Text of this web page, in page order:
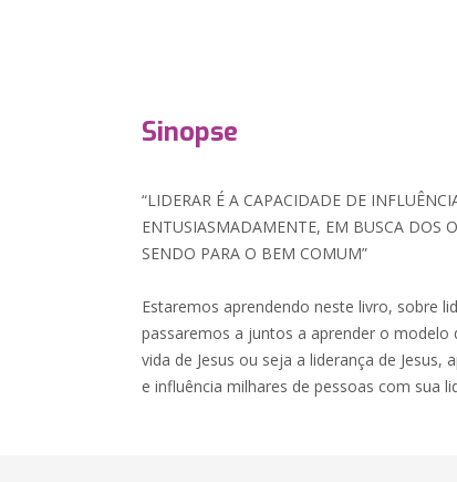
Sinopse
“LIDERAR É A CAPACIDADE DE
ENTUSIASMADAMENTE, EM BUSCA DOS
SENDO PARA O BEM COMUM”
Estaremos aprendendo neste livro, sobre
passaremos a juntos a aprender o
vida de Jesus ou seja a liderança de
e influência milhares de pessoas com sua